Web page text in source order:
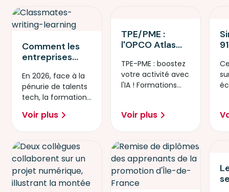
la pénurie de
talents
Comment les
entreprises
stratégies
compétences
face à la
pénurie tech
En 2026, face à la
pénurie de talents
tech, la formation
le levier clé pour
sécuriser
Voir plus
TPE/PME :
l'OPCO Atlas
des formations
IA certifiantes
et jusqu’à 100
partenariat
avec Simplon
TPE-PME : boostez
votre activité avec
l'IA ! Formations
OPCO Atlas.
Voir plus